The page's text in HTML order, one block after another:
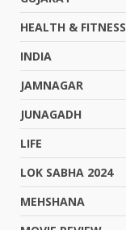
HEALTH & FITNESS
INDIA
JAMNAGAR
JUNAGADH
LIFE
LOK SABHA 2024
MEHSHANA